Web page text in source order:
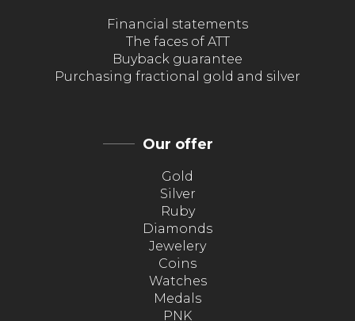
Financial statements
The faces of ATT
Buyback guarantee
Purchasing fractional gold and silver
Our offer
Gold
Silver
Ruby
Diamonds
Jewelery
Coins
Watches
Medals
PNK